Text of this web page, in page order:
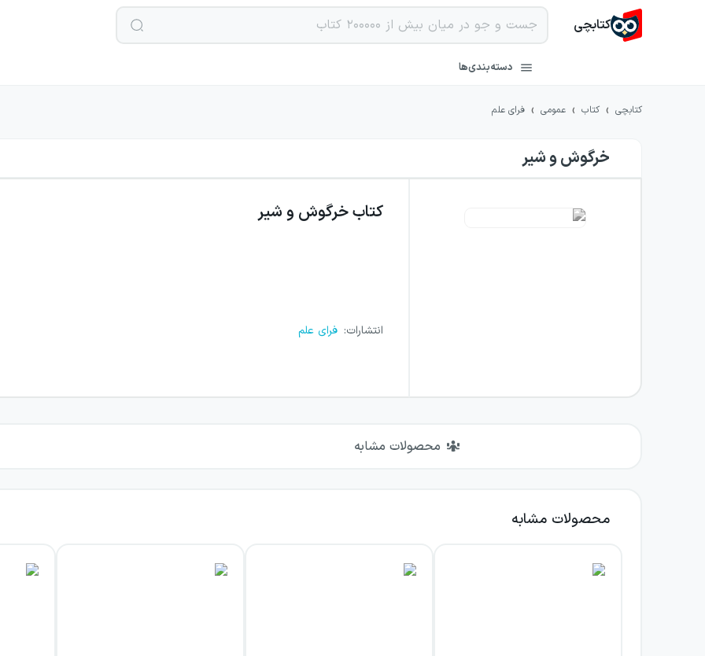
کتابچی
دسته‌بندی‌ها
کتابچی › کتاب › عمومی › فرای علم
خرگوش و شیر
کتابخرگوش و شیر
انتشارات: فرای علم
محصولات مشابه
محصولات مشابه